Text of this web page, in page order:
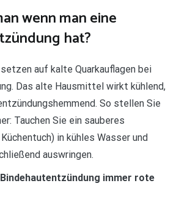
wenn man eine
hat?
auf kalte Quarkauflagen bei
Das alte Hausmittel wirkt kühlend,
So stellen Sie
Tauchen Sie ein sauberes
in kühles Wasser und
auswringen.
immer rote